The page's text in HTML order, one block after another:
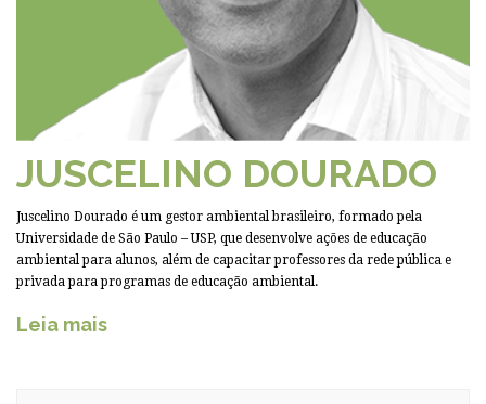
JUSCELINO DOURADO
Juscelino Dourado é um gestor ambiental brasileiro, formado pela
Universidade de São Paulo – USP, que desenvolve ações de educação
ambiental para alunos, além de capacitar professores da rede pública e
privada para programas de educação ambiental.
Leia mais